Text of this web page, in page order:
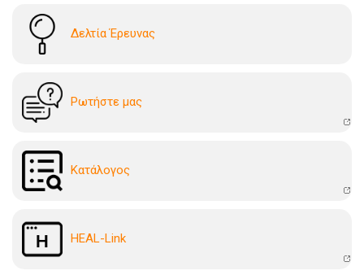
Δελτία Έρευνας
Ρωτήστε μας
Kατάλογoς
HEAL-Link